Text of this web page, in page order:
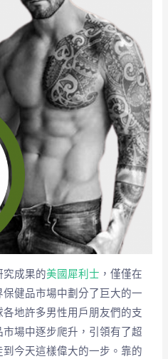
究成果的美國犀利士 ，僅僅在
健品市場中劃分了巨大的一
地許多男性用戶朋友們的支
場中逐步爬升，引領有了超
今天這樣偉大的一步。靠的